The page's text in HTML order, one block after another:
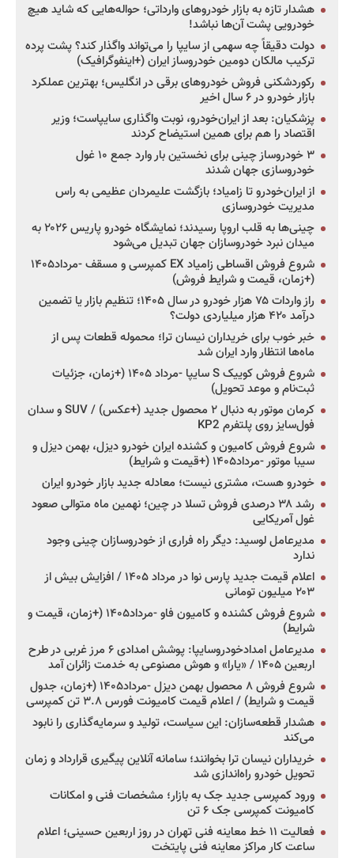
هشدار تازه به بازار خودروهای وارداتی؛ حواله‌هایی که شاید هیچ
خودرویی پشت آن‌ها نباشد!
دولت دقیقاً چه سهمی از سایپا را می‌تواند واگذار کند؟ پشت پرده
ترکیب مالکان دومین خودروساز ایران (+اینفوگرافیک)
رکوردشکنی فروش خودروهای برقی در انگلیس؛ بهترین عملکرد
بازار خودرو در ۶ سال اخیر
پزشکیان: بعد از ایران‌خودرو، نوبت واگذاری سایپاست؛ وزیر
اقتصاد را هم برای همین استیضاح کردند
۳ خودروساز چینی برای نخستین بار وارد جمع ۱۰ غول
خودروسازی جهان شدند
از ایران‌خودرو تا زامیاد؛ بازگشت علیمردان عظیمی به راس
مدیریت خودروسازی
چینی‌ها به قلب اروپا رسیدند؛ نمایشگاه خودرو پاریس ۲۰۲۶ به
میدان نبرد خودروسازان جهان تبدیل می‌شود
شروع فروش اقساطی زامیاد EX کمپرسی و مسقف -مرداد۱۴۰۵
(+زمان، قیمت و شرایط فروش)
راز واردات ۷۵ هزار خودرو در سال ۱۴۰۵؛ تنظیم بازار یا تضمین
درآمد ۴۲۰ هزار میلیاردی دولت؟
خبر خوب برای خریداران نیسان ترا؛ محموله قطعات پس از
ماه‌ها انتظار وارد ایران شد
شروع فروش کوییک S سایپا -مرداد ۱۴۰۵ (+زمان، جزئیات
ثبت‌نام و موعد تحویل)
کرمان موتور به دنبال ۲ محصول جدید (+عکس) / SUV و سدان
فول‌سایز روی پلتفرم KP2
شروع فروش کامیون و کشنده ایران خودرو دیزل، بهمن دیزل و
سیبا موتور -مرداد۱۴۰۵ (+قیمت و شرایط)
خودرو هست، مشتری نیست؛ معادله جدید بازار خودرو ایران
رشد ۳۸ درصدی فروش تسلا در چین؛ نهمین ماه متوالی صعود
غول آمریکایی
مدیرعامل لوسید: دیگر راه فراری از خودروسازان چینی وجود
ندارد
اعلام قیمت جدید پارس نوا در مرداد ۱۴۰۵ / افزایش بیش از
۲۰۳ میلیون تومانی
شروع فروش کشنده و کامیون فاو -مرداد۱۴۰۵ (+زمان، قیمت و
شرایط)
مدیرعامل امدادخودروسایپا: پوشش امدادی ۶ مرز غربی در طرح
اربعین ۱۴۰۵ / «یارا» و هوش مصنوعی به خدمت زائران آمد
شروع فروش ۸ محصول بهمن دیزل -مرداد۱۴۰۵ (+زمان، جدول
قیمت و شرایط) / اعلام قیمت کامیونت فورس ۳.۸ تن کمپرسی
هشدار قطعه‌سازان: این سیاست، تولید و سرمایه‌گذاری را نابود
می‌کند
خریداران نیسان ترا بخوانند؛ سامانه آنلاین پیگیری قرارداد و زمان
تحویل خودرو راه‌اندازی شد
ورود کمپرسی جدید جک به بازار؛ مشخصات فنی و امکانات
کامیونت کمپرسی جک ۶ تن
فعالیت ۱۱ خط معاینه فنی تهران در روز اربعین حسینی؛ اعلام
ساعت کار مراکز معاینه فنی پایتخت